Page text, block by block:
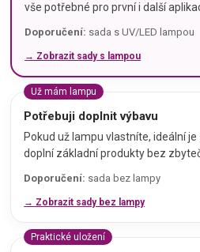
vše potřebné pro první i další
Doporučení: sada s UV/LED lampou
→ Zobrazit sady s lampou
Už mám lampu
Potřebuji doplnit výbavu
Pokud už lampu vlastníte, ideální je
doplní základní produkty bez
Doporučení: sada bez lampy
→ Zobrazit sady bez lampy
Praktické uložení